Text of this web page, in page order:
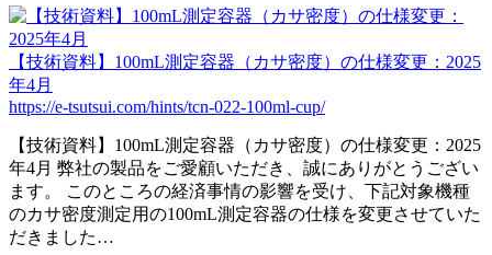
【技術資料】100mL測定容器（カサ密度）の仕様変更：2025
年4月
https://e-tsutsui.com/hints/tcn-022-100ml-cup/
【技術資料】100mL測定容器（カサ密度）の仕様変更：2025
年4月 弊社の製品をご愛顧いただき、誠にありがとうござい
ます。 このところの経済事情の影響を受け、下記対象機種
のカサ密度測定用の100mL測定容器の仕様を変更させていた
だきました…